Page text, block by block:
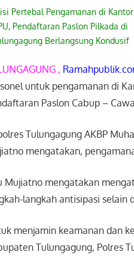
Pertebal Pengamanan di Kantor
Pendaftaran Paslon Pilkada di
Berlangsung Kondusif
,
untuk pengamanan di
Paslon Cabup –
Tulungagung AKBP
mengatakan,
Mujiatno mengatakan
langkah antisipasi selain
menjamin keamanan dan
Tulungagung, Polres